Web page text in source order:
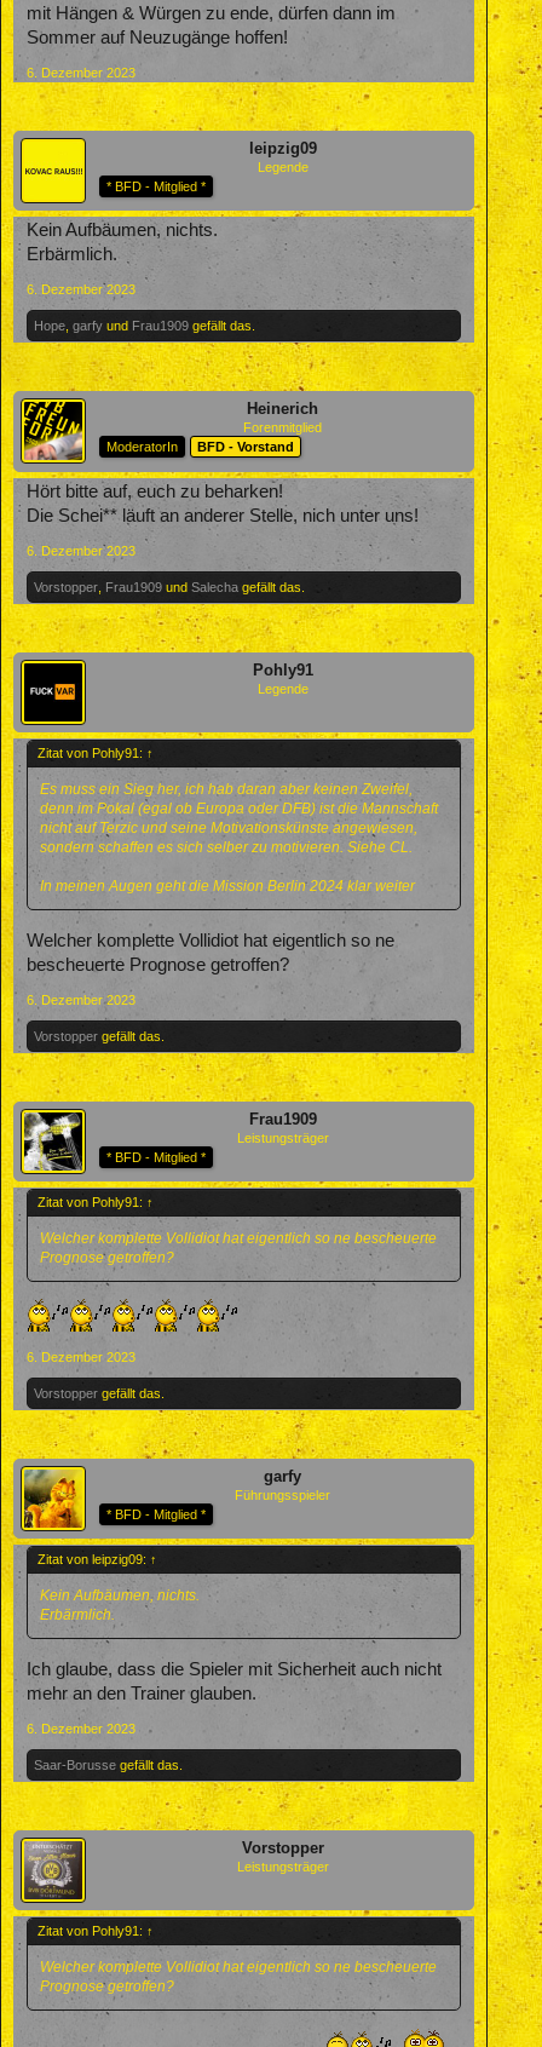
mit Hängen & Würgen zu ende, dürfen dann im
Sommer auf Neuzugänge hoffen!
6. Dezember 2023
leipzig09
Legende
* BFD - Mitglied *
Kein Aufbäumen, nichts.
Erbärmlich.
6. Dezember 2023
Hope garfy und Frau1909 gefällt das.
Heinerich
Forenmitglied
ModeratorIn
BFD - Vorstand
Hört bitte auf, euch zu beharken!
Die Schei** läuft an anderer Stelle, nich unter uns!
6. Dezember 2023
Vorstopper Frau1909 und Salecha gefällt das.
Pohly91
Legende
Zitat von Pohly91: ↑
Es muss ein Sieg her, ich hab daran aber keinen Zweifel,
denn im Pokal (egal ob Europa oder DFB) ist die Mannschaft
nicht auf Terzic und seine Motivationskünste angewiesen,
sondern schaffen es sich selber zu motivieren. Siehe CL.
In meinen Augen geht die Mission Berlin 2024 klar weiter
Welcher komplette Vollidiot hat eigentlich so ne
bescheuerte Prognose getroffen?
6. Dezember 2023
Vorstopper gefällt das.
Frau1909
Leistungsträger
* BFD - Mitglied *
Zitat von Pohly91: ↑
Welcher komplette Vollidiot hat eigentlich so ne bescheuerte
Prognose getroffen?
6. Dezember 2023
Vorstopper gefällt das.
garfy
Führungsspieler
* BFD - Mitglied *
Zitat von leipzig09: ↑
Kein Aufbäumen, nichts.
Erbärmlich.
Ich glaube, dass die Spieler mit Sicherheit auch nicht
mehr an den Trainer glauben.
6. Dezember 2023
Saar-Borusse gefällt das.
Vorstopper
Leistungsträger
Zitat von Pohly91: ↑
Welcher komplette Vollidiot hat eigentlich so ne bescheuerte
Prognose getroffen?